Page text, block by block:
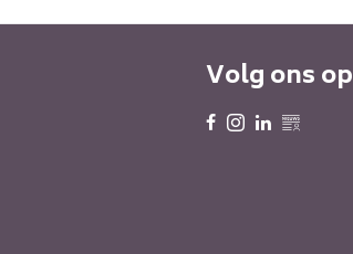
Volg ons op